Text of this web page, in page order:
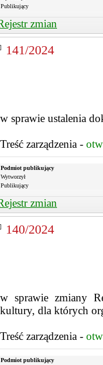
Publikujący
zmian
141/2024
w sprawie ustalenia
Treść zarządzenia -
Podmiot publikujący
Wytworzył
Publikujący
zmian
140/2024
w sprawie zmiany
kultury, dla których
Treść zarządzenia -
Podmiot publikujący